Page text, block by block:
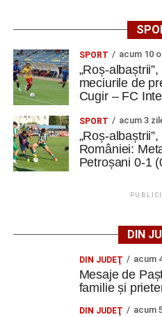
SPORT acum 10
„Roș-
meciurile de
Cugir – FC
SPORT acum 3
„Roș-
României:
Petroșani 0-1
DIN
DIN JUDEŢ acum
Mesaje de
familie și
DIN JUDEŢ acum